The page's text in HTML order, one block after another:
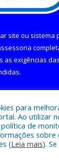
site ou sistema
as exigências das
a
para
Ao utilizar
de
sobre
(Leia mais).